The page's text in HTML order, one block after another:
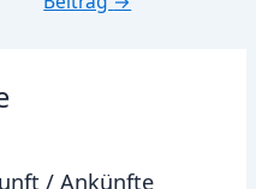
/ Ankünfte